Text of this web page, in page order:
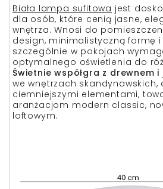
Biała lampa sufitowa jest
dla osób, które cenią jasne,
wnętrza. Wnosi do
design, minimalistyczną formę
szczególnie w pokojach
optymalnego oświetlenia do
Świetnie współgra z drewnem
we wnętrzach skandynawskich,
ciemniejszymi elementami,
aranżacjom modern classic,
loftowym.